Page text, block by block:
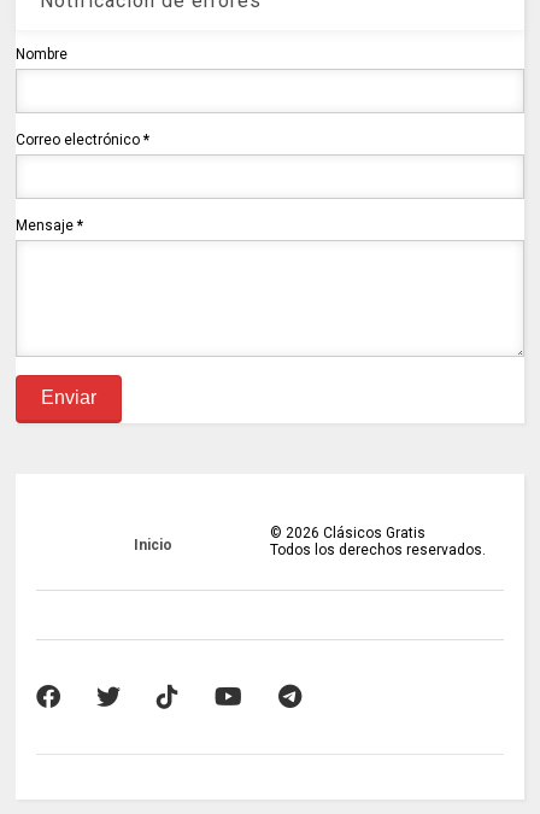
Nombre
Correo electrónico*
Mensaje*
Inicio
© 2026 Clásicos Gratis
Todos los derechos reservados.